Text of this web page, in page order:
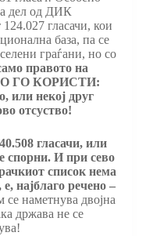
дел од ДИК
гласачи, кои
база, па се
граѓани, но со
правото на
ГО КОРИСТИ:
или некој друг
отсуство!
гласачи, или
спорни. И при сево
список нема
најблаго речено –
се наметнува двојна
држава не се